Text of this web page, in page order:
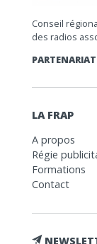
Conseil
des radios
PARTENARIAT
LA FRAP
A propos
Régie
Formations
Contact